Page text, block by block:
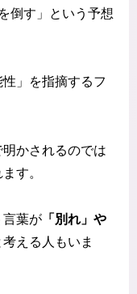
倒す」という予想
」を指摘するフ
かされるのでは
す。
言葉が 「別れ」や
える人もいま